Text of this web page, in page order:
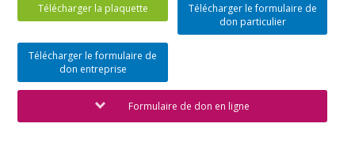
Télécharger la plaquette
Télécharger le formulaire de
don particulier
Télécharger le formulaire de
don entreprise
Formulaire de don en ligne